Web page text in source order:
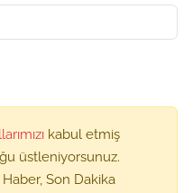
kabul etmiş
üstleniyorsunuz.
Son Dakika